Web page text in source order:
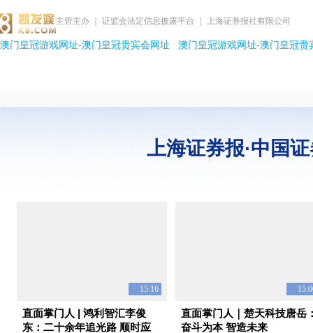
主管主办 ｜ 证监会法定信息披露平台 ｜ 上海证券报社有限公司
澳门皇冠游戏网址-澳门皇冠贵宾会网址 澳门皇冠游戏网址-澳门皇冠贵
上海证券报·中国
15:16
直面掌门人 | 鸿利智汇李俊
东：二十余年追光路 顺时应
直面掌门人｜楚天科技唐岳
奋斗为本 智造未来